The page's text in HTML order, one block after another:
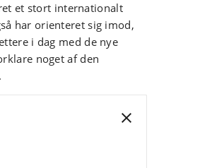
et stort internationalt
har orienteret sig imod,
i dag med de nye
noget af den